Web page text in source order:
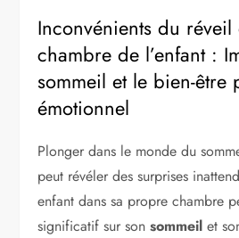
Inconvénients du réveil
chambre de l’enfant :
sommeil et le bien-être
émotionnel
Plonger dans le monde du
peut révéler des surprises
enfant dans sa propre chambre
significatif sur sonsommeil et